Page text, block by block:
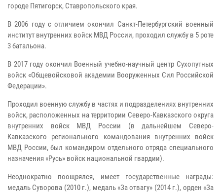
городе Пятигорск, Ставропольского края.
В 2006 году с отличием окончил Санкт-Петербургский военный
институт внутренних войск МВД России, проходил службу в 5 роте
3 батальона.
В 2017 году окончил Военный учебно-научный центр Сухопутных
войск «Общевойсковой академии Вооруженных Сил Российской
Федерации».
Проходил военную службу в частях и подразделениях внутренних
войск, расположенных на территории Северо-Кавказского округа
внутренних войск МВД России (в дальнейшем Северо-
Кавказского регионального командования внутренних войск
МВД России, был командиром отдельного отряда специального
назначения «Русь» войск национальной гвардии).
Неоднократно поощрялся, имеет государственные награды:
медаль Суворова (2010 г.), медаль «За отвагу» (2014 г.), орден «За